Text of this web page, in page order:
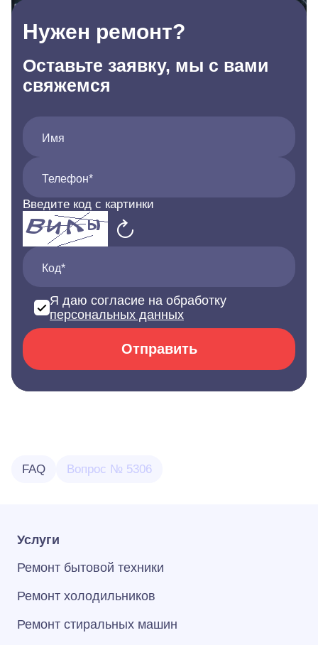
Нужен ремонт?
Оставьте заявку, мы с вами
свяжемся
Имя
Телефон*
Введите код с картинки
Код*
Я даю согласие на обработку
персональных данных
Отправить
FAQ Вопрос № 5306
Услуги
Ремонт бытовой техники
Ремонт холодильников
Ремонт стиральных машин